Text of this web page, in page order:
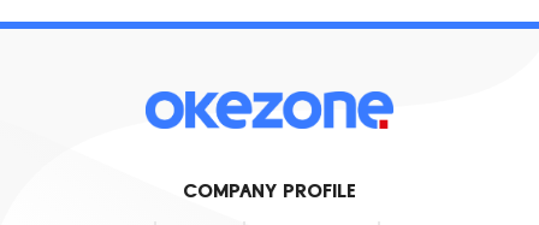
COMPANY PROFILE